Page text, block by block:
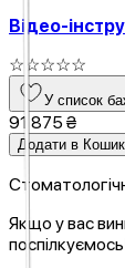
Відео-
☆ ☆☆☆☆
У список
91 875 ₴
Додати в Кошик
Якщо у вас